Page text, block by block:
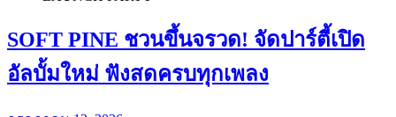
SOFT PINE ชวนขึ้นจรวด! จัดปาร์ตี้เปิด
อัลบั้มใหม่ ฟังสดครบทุกเพลง